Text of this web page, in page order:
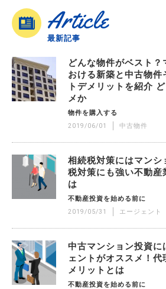
Article
最新記事
どんな物件がベスト？
おける新築と中古物件
トデメリットを紹介
メか
物件を購入する
2019/06/01 中古物件
相続税対策にはマンシ
税対策にも強い不動産
は
不動産投資を始める前に
2019/05/31 エージェント
中古マンション投資に
ェントがオススメ！代
メリットとは
不動産投資を始める前に